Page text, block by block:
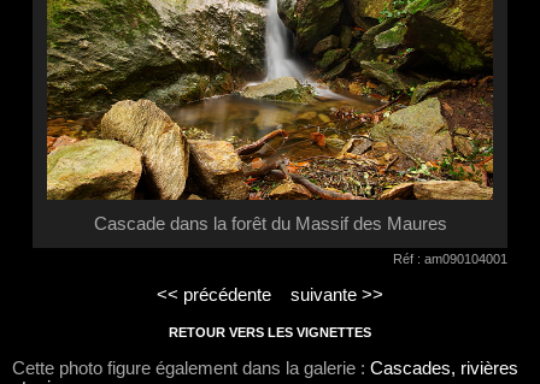
Cascade dans la forêt du Massif des Maures
Réf : am090104001
<< précédente suivante >>
RETOUR VERS LES VIGNETTES
Cette photo figure également dans la galerie : Cascades, rivières